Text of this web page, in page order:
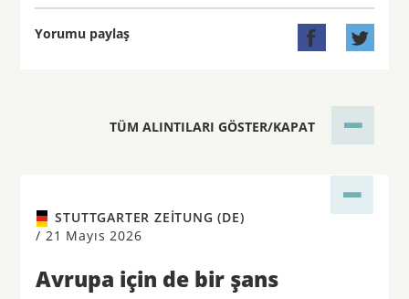
Yorumu paylaş  
TÜM ALINTILARI GÖSTER/KAPAT
STUTTGARTER ZEITUNG (DE)
/ 21 Mayıs 2026
Avrupa için de bir şans